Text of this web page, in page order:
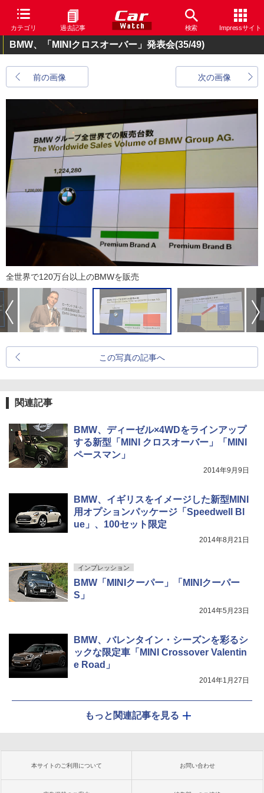
カテゴリ 過去記事 検索 Impressサイト
BMW、「MINIクロスオーバー」発表会(35/49)
前の画像 次の画像
全世界で120万台以上のBMWを販売
この写真の記事へ
関連記事
BMW、ディーゼル×4WDをラインアップ
する新型「MINI クロスオーバー」「MINI
ペースマン」
2014年9月9日
BMW、イギリスをイメージした新型MINI
用オプションパッケージ「Speedwell Bl
ue」、100セット限定
2014年8月21日
インプレッション
BMW「MINIクーパー」「MINIクーパー
S」
2014年5月23日
BMW、バレンタイン・シーズンを彩るシ
ックな限定車「MINI Crossover Valentin
e Road」
2014年1月27日
もっと関連記事を見る
本サイトのご利用について お問い合わせ